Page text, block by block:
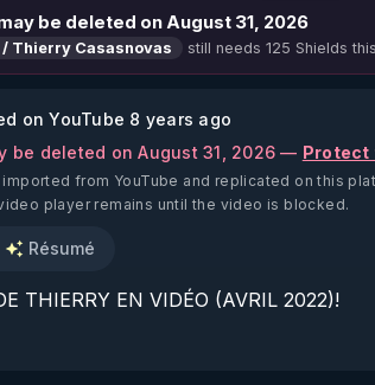
be deleted on August 31, 2026
/ Thierry Casasnovas still needs 125 Shields
on YouTube 8 years ago
be deleted on August 31, 2026 — Protect
from YouTube and replicated on this
player remains until the video is blocked.
Résumé
THIERRY EN VIDÉO (AVRIL 2022)!